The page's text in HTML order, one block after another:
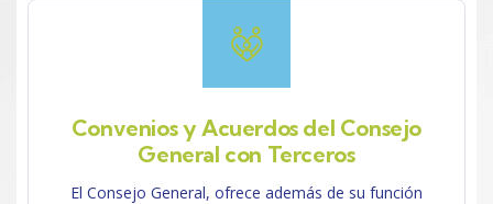
Convenios y Acuerdos del Consejo
General con Terceros
El Consejo General, ofrece además de su función